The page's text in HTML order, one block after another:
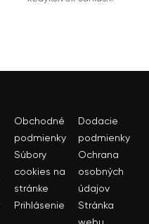
Obchodné
podmienky
Dodacie
podmienky
Súbory
cookies na
stránke
Ochrana
osobných
údajov
Prihlásenie
Stránka